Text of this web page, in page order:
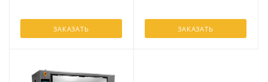
ЗАКАЗАТЬ ЗАКАЗАТЬ